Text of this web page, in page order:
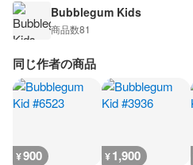
Bubblegum Kids
商品数81
同じ作者の商品
¥900 ¥1,900